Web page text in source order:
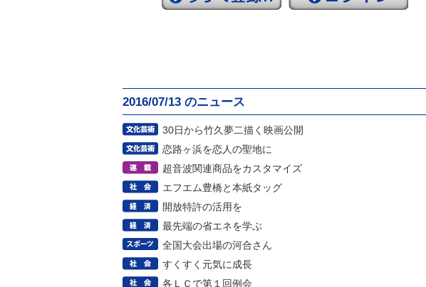
2016/07/13 のニュース
30日から竹久夢二描く映画公開
恋路ヶ浜を恋人の聖地に
超音波関連商品をカスタマイズ
エフエム豊橋と本紙タッグ
開放特許の活用を
最先端の省エネを学ぶ
全国大会出場の河合さん
すくすく元気に成長
各ＬＣで第１回例会